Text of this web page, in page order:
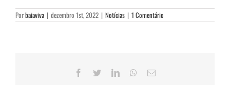
Porbaiaviva | dezembro 1st, 2022 | Notícias | 1 Comentário
Facebook
TwitterLinkedInWhatsApp
E-